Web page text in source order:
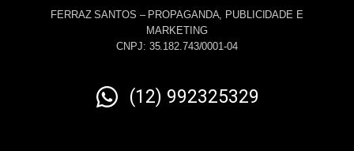
FERRAZ SANTOS – PROPAGANDA, PUBLICIDADE E
MARKETING
CNPJ: 35.182.743/0001-04
(12) 992325329